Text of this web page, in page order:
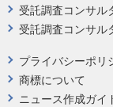
プライバシーポリ
商標について
ニュース作成ガイ
受託調査コンサル
受託調査コンサル